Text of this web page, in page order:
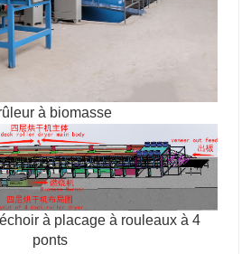
à biomasse
à placage à rouleaux à 4
ponts